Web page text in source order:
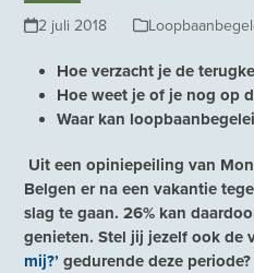
2 juli 2018
Hoe verzacht je de
Hoe weet je of je nog op
Waar kan
Uit een opiniepeiling van
Belgen er na een vakantie
slag te gaan. 26% kan
genieten. Stel jij jezelf ook de
mij?’ gedurende deze